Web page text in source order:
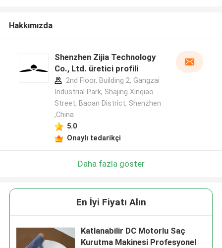
Hakkımızda
Shenzhen Zijia Technology
Co., Ltd. üretici profili
2nd Floor, Building 2, Gangzai
Industrial Park, Shajing Xinqiao
Street, Baoan District, Shenzhen
,China
5.0
Onaylı tedarikçi
Daha fazla göster
En İyi Fiyatı Alın
Katlanabilir DC Motorlu Saç
Kurutma Makinesi Profesyonel